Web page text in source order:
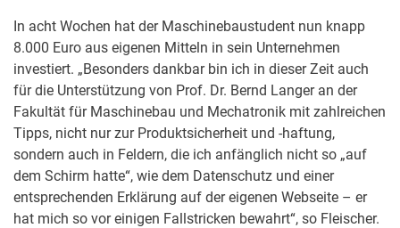
In acht Wochen hat der Maschinebaustudent nun knapp
8.000 Euro aus eigenen Mitteln in sein Unternehmen
investiert. „Besonders dankbar bin ich in dieser Zeit auch
für die Unterstützung von Prof. Dr. Bernd Langer an der
Fakultät für Maschinebau und Mechatronik mit zahlreichen
Tipps, nicht nur zur Produktsicherheit und -haftung,
sondern auch in Feldern, die ich anfänglich nicht so „auf
dem Schirm hatte“, wie dem Datenschutz und einer
entsprechenden Erklärung auf der eigenen Webseite – er
hat mich so vor einigen Fallstricken bewahrt“, so Fleischer.